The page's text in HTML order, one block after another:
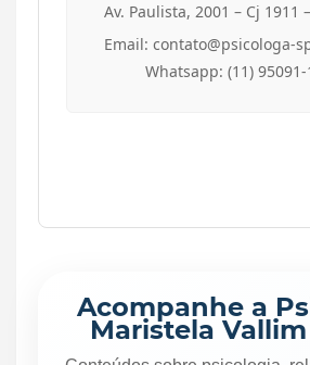
Av. Paulista, 2001 – Cj 1911
Email: contato@psicologa-
Whatsapp: (11) 95091-
Acompanhe a
Maristela